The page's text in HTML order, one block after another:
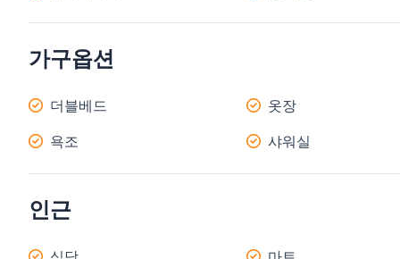
가구옵션
더블베드
옷장
욕조
샤워실
인근